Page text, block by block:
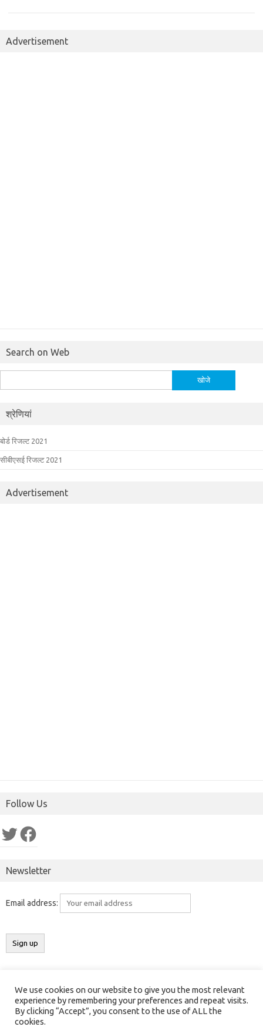
Advertisement
Search on Web
को
श्रेणियां
बोर्ड रिजल्ट 2021
सीबीएसई रिजल्ट 2021
Advertisement
Follow Us
TwitterFacebook
Newsletter
Email address:
Copyright 2016-2025 © Results India( ResultsIndia.in
). All rights
reserved.
We use cookies on our website to give you the most relevant
experience by remembering your preferences and repeat visits.
By clicking “Accept”, you consent to the use of ALL the
cookies.